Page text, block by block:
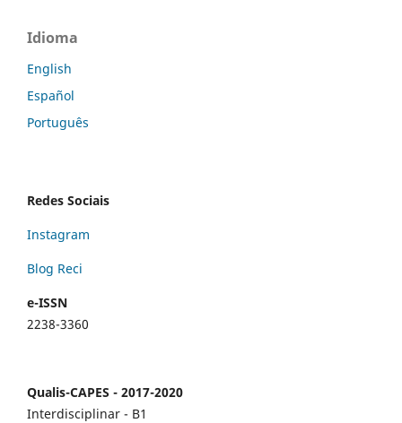
Idioma
English
Español
Português
Redes Sociais
Instagram
Blog Reci
e-ISSN
2238-3360
Qualis-CAPES - 2017-2020
Interdisciplinar - B1